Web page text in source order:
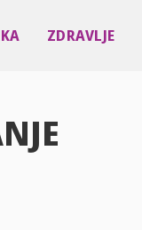
ZDRAVLJE